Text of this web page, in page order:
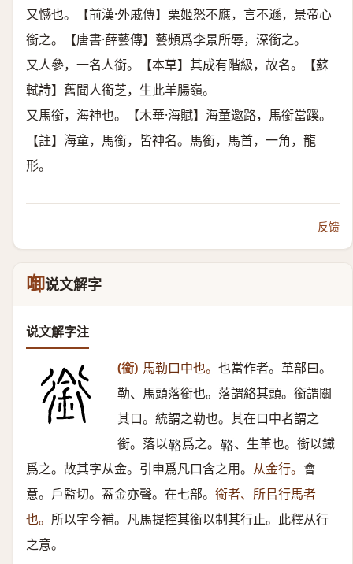
又憾也。【前漢·外戚傳】栗姬怒不應，言不遜，景帝心
銜之。【唐書·薛藝傳】藝頻爲李景所辱，深銜之。
又人參，一名人銜。【本草】其成有階級，故名。【蘇
軾詩】舊聞人銜芝，生此羊腸嶺。
又馬銜，海神也。【木華·海賦】海童邀路，馬銜當蹊。
【註】海童，馬銜，皆神名。馬銜，馬首，一角，龍
形。
反馈
啣说文解字
说文解字注
(銜) 馬勒口中也。 也當作者。革部曰。
勒、馬頭落銜也。落謂絡其頭。銜謂關
其口。統謂之勒也。其在口中者謂之
銜。落以𩊚 爲之。 𩊚 、生革也。銜以鐵
爲之。故其字从金。引申爲凡口含之用。 从金行。 會
意。戶監切。葢金亦聲。在七部。 銜者、所㠯行馬者
也。 所以字今補。凡馬提控其銜以制其行止。此釋从行
之意。